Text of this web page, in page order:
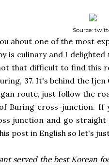
Source:
about one of the most
is culinary and I
that difficult to find this
37. It's behind the
route, just follow the
Buring cross-junction. If
junction and go
post in English so let's
served the best Korean